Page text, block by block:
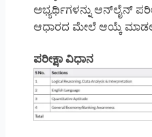
ಅಭ್ಯರ್ಥಿಗಳನ್ನು ಆನ್‌ಲೈನ್
ಆಧಾರದ ಮೇಲೆ ಆಯ್ಕೆ
ಪರೀಕ್ಷಾ ವಿಧಾನ